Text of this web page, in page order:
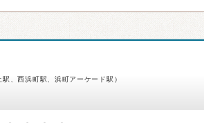
、西浜町駅、浜町アーケード駅）